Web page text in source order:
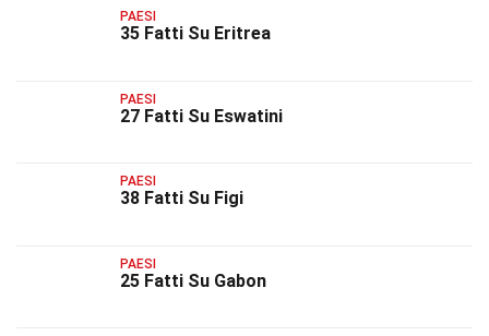
PAESI
35 Fatti Su Eritrea
PAESI
27 Fatti Su Eswatini
PAESI
38 Fatti Su Figi
PAESI
25 Fatti Su Gabon